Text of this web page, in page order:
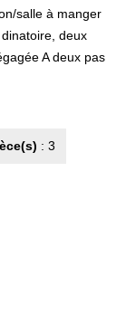
salle à manger
deux
A deux pas
: 3